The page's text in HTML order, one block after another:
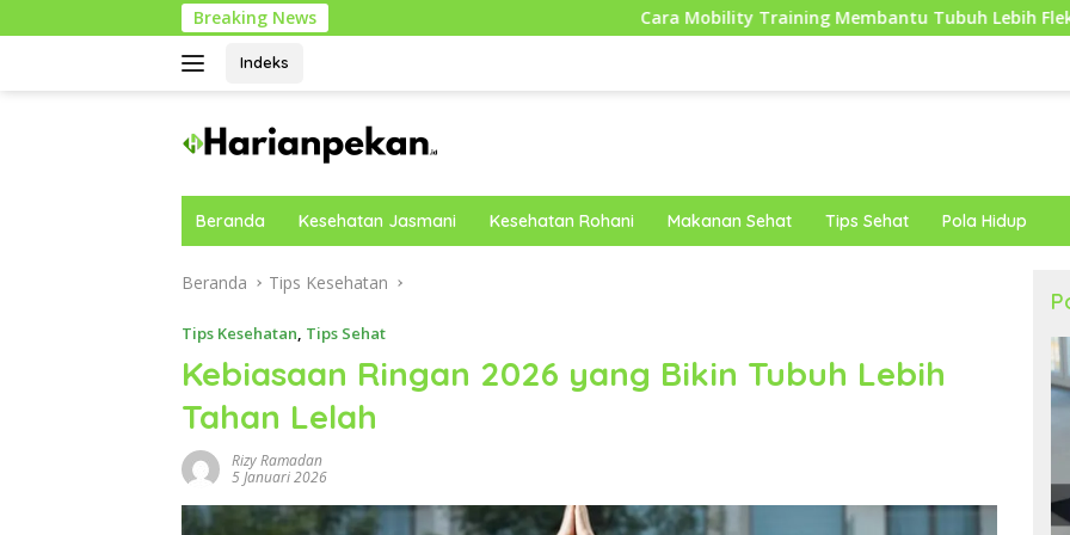
ke
Breaking News Cara Mobility Training Membantu Tubuh Lebih Fleksibel dan Siap
Indeks
Beranda Kesehatan Jasmani Kesehatan Rohani Makanan Sehat Tips Sehat Pola Hidup
Beranda Tips Kesehatan
Tips Kesehatan, Tips Sehat
Kebiasaan Ringan 2026 yang Bikin Tubuh Lebih
Tahan Lelah
Rizy Ramadan
5 Januari 2026